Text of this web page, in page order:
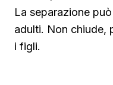
La separazione
adulti. Non chiude,
i figli.